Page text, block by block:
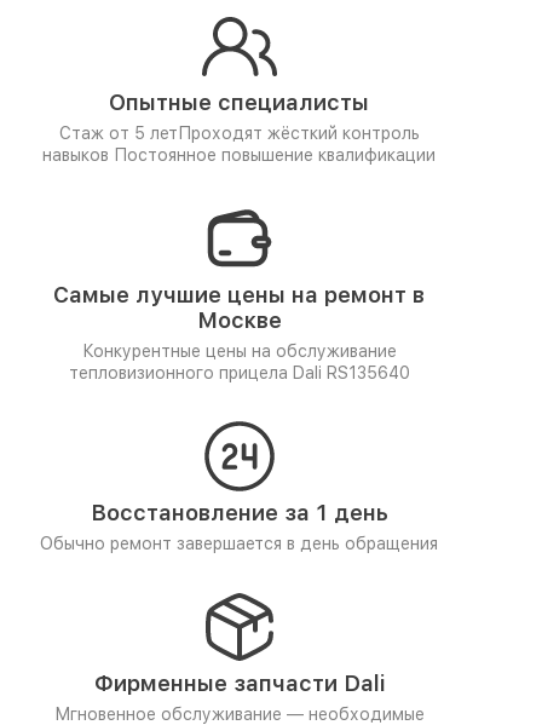
Опытные специалисты
Стаж от 5 лет Проходят жёсткий контроль
навыков Постоянное повышение квалификации
Самые лучшие цены на ремонт в
Москве
Конкурентные цены на обслуживание
тепловизионного прицела Dali RS135640
Восстановление за 1 день
Обычно ремонт завершается в день обращения
Фирменные запчасти Dali
Мгновенное обслуживание — необходимые